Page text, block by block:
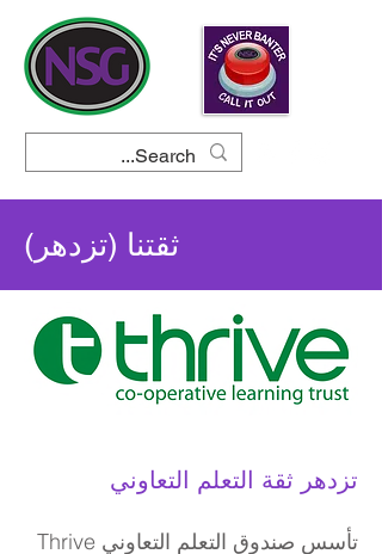
ثقتنا (تزدهر)
تزدهر ثقة التعلم التعاوني
تأسس صندوق التعلم التعاوني Thrive